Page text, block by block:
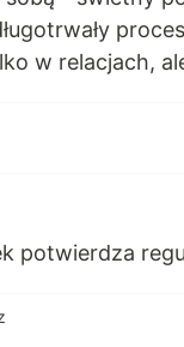
w relacjach,